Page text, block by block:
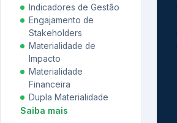
Indicadores de Gestão
Engajamento de
Stakeholders
Materialidade de
Impacto
Materialidade
Financeira
Dupla Materialidade
Saiba mais